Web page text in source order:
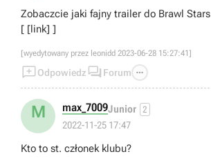
Zobaczcie jaki fajny trailer do Brawl Stars
[ [link] ]
[wyedytowany przez leonidd 2023-06-28 15:27:41]
Odpowiedz  Forum 
M max_7009Junior 2
2022-11-25 17:47
Kto to st. członek klubu?